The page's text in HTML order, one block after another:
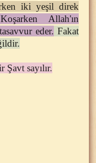
iki yeşil direk
Allah'ın
eder. Fakat
Şavt sayılır.